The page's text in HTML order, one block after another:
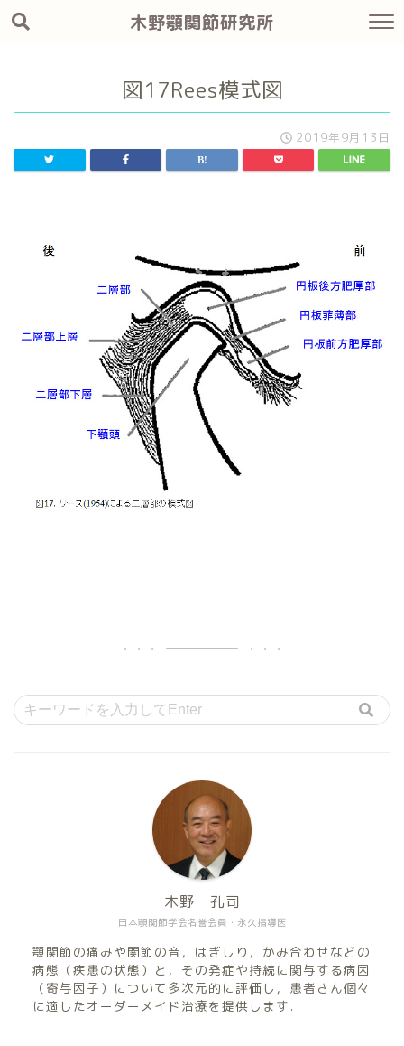
木野顎関節研究所
図17Rees模式図
2019年9月13日
日本顎関節学会名誉会員・永久指導医
木野 孔司
顎関節の痛みや関節の音，はぎしり，かみ合わせなどの
病態（疾患の状態）と，その発症や持続に関与する病因
（寄与因子）について多次元的に評価し，患者さん個々
に適したオーダーメイド治療を提供します．